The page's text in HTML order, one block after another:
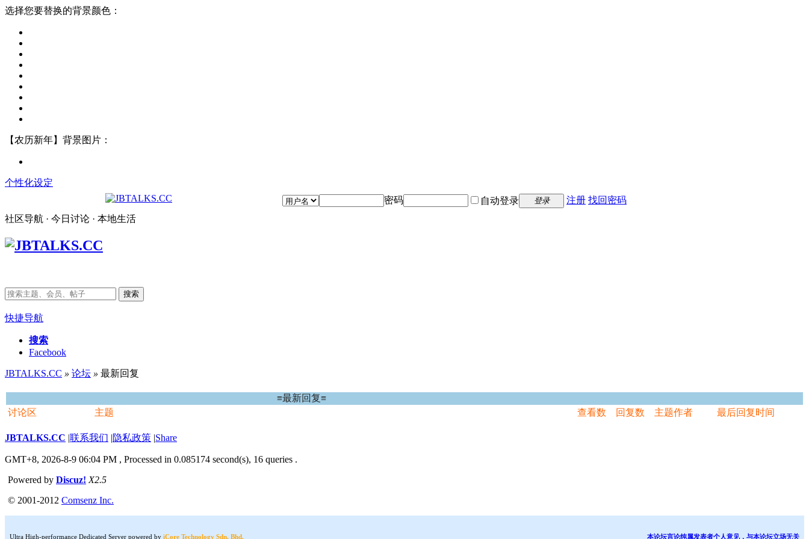
选择您要替换的背景颜色：
【农历新年】背景图片：
个性化设定
密码
自动登录 登录 注册 找回密码
社区导航 · 今日讨论 · 本地生活
搜索
快捷导航
搜索
Facebook
JBTALKS.CC » 论坛 » 最新回复
≡最新回复≡
讨论区
主题 查看数 回复数 主题作者 最后回复时间
JBTALKS.CC |联系我们 |隐私政策 |Share
GMT+8, 2026-8-9 06:04 PM , Processed in 0.085174 second(s), 16 queries .
Powered by Discuz! X2.5
© 2001-2012 Comsenz Inc.
Ultra High-performance Dedicated Server powered by iCore Technology Sdn. Bhd. 本论坛言论纯属发表者个人意见，与本论坛立场无关